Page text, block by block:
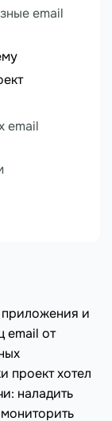
email
email
и
email от
проект хотел
наладить